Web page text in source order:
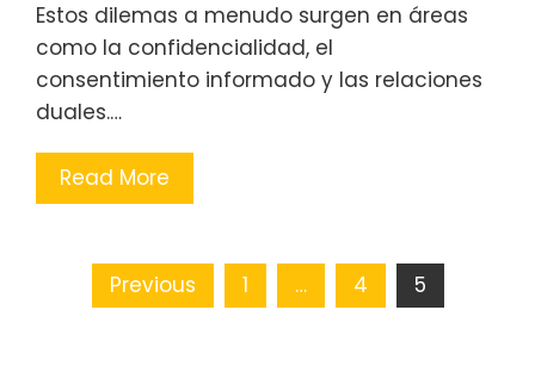
Estos dilemas a menudo surgen en áreas
como la confidencialidad, el
consentimiento informado y las relaciones
duales.…
Read More
PostsPrevious 1 … 4 5